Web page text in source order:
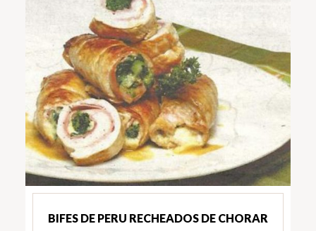
BIFES DE PERU RECHEADOS DE CHORAR